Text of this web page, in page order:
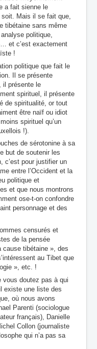
a fait sienne le
Mais il se fait que,
tibétaine sans même
politique,
et c’est exactement
!
politique que fait le
Il se présente
il présente le
spirituel, il présente
de spiritualité, or tout
être naïf ou idiot
spirituel qu’un
!).
de sérotonine à sa
but de soutenir les
c’est pour justifier un
entre l’Occident et la
politique et
et que nous montrons
ose-t-on confondre
personnage et des
censurés et
de la pensée
cause tibétaine », des
au Tibet que
», etc. !
doutez pas à qui
existe une liste des
où nous avons
Parenti (sociologue
français), Danielle
Collon (journaliste
qui n’a pas sa